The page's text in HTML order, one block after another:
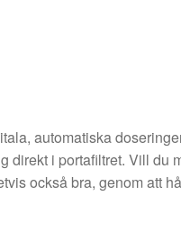
automatiska
direkt i portafiltret. Vill du
också bra, genom att